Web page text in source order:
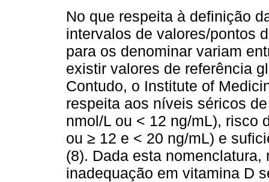
No que respeita à definição
intervalos de valores/pontos
para os denominar variam
existir valores de referência
Contudo, o Institute of
respeita aos níveis séricos
nmol/L ou < 12 ng/mL), risco
ou ≥ 12 e < 20 ng/mL) e
(8). Dada esta
inadequação em vitamina D